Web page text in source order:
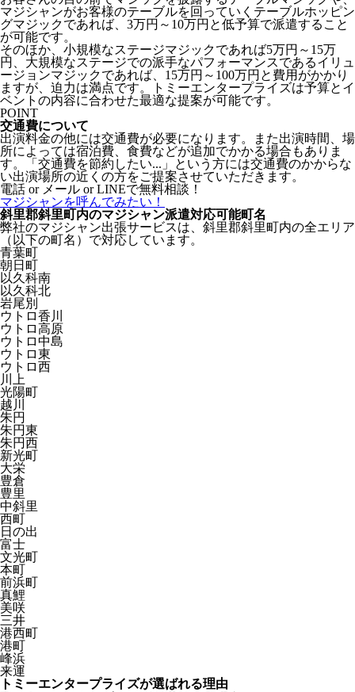
マジシャンがお客様のテーブルを回っていくテーブルホッピン
グマジックであれば、 3万円～10万円 と低予算で派遣すること
が可能です。
そのほか、小規模なステージマジックであれば5万円～15万
円、大規模なステージでの派手なパフォーマンスであるイリュ
ージョンマジックであれば、 15万円～100万円 と費用がかかり
ますが、迫力は満点です。トミーエンタープライズは予算とイ
ベントの内容に合わせた最適な提案が可能です。
POINT
交通費について
出演料金の他には交通費が必要になります。また出演時間、場
所によっては宿泊費、食費などが追加でかかる場合もありま
す。「交通費を節約したい...」という方には交通費のかからな
い出演場所の近くの方をご提案させていただきます。
電話 or メール or LINEで無料相談！
マジシャンを呼んでみたい！
斜里郡斜里町内のマジシャン派遣対応可能町名
弊社のマジシャン出張サービスは、斜里郡斜里町内の全エリア
（以下の町名）で対応しています。
青葉町
朝日町
以久科南
以久科北
岩尾別
ウトロ香川
ウトロ高原
ウトロ中島
ウトロ東
ウトロ西
川上
光陽町
越川
朱円
朱円東
朱円西
新光町
大栄
豊倉
豊里
中斜里
西町
日の出
富士
文光町
本町
前浜町
真鯉
美咲
三井
港西町
港町
峰浜
来運
トミーエンタープライズが選ばれる理由